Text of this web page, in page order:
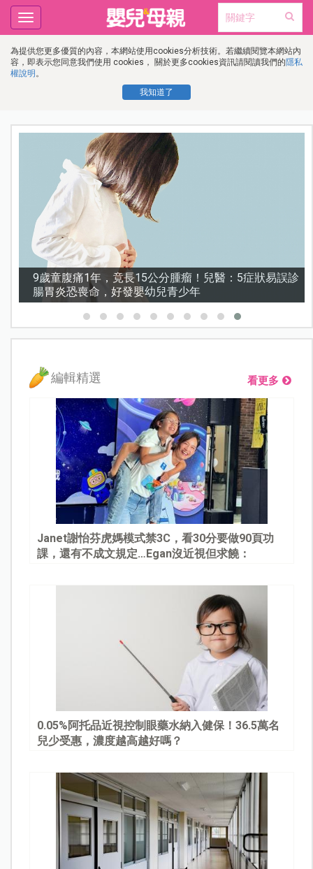
為提供您更多優質的內容，本網站使用cookies分析技術。若繼續閱覽本網站內
容，即表示您同意我們使用 cookies， 關於更多cookies資訊請閱讀我們的隱私
權說明 。
我知道了
Toggle
navigation
謝沛恩︱挺孕肚甜喊「想生五個」！孕期照樣睡地板，
甜曝老公「摔斷手」反變求婚契機
編輯精選 看更多
Janet謝怡芬虎媽模式禁3C，看30分要做90頁功
課，還有不成文規定…Egan沒近視但求饒：
0.05%阿托品近視控制眼藥水納入健保！36.5萬名
兒少受惠，濃度越高越好嗎？